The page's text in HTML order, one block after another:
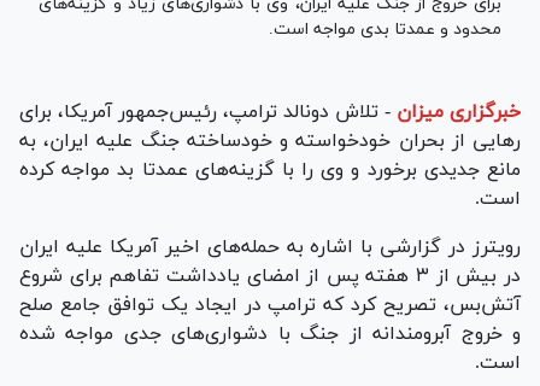
محدود و عمدتا بدی مواجه است.
خبرگزاری میزان - تلاش دونالد ترامپ، رئیس‌جمهور آمریکا، برای
رهایی از بحران خودخواسته و خودساخته جنگ علیه ایران، به
مانع جدیدی برخورد و وی را با گزینه‌های عمدتا بد مواجه کرده
است.
رویترز در گزارشی با اشاره به حمله‌های اخیر آمریکا علیه ایران
در بیش از ۳ هفته پس از امضای یادداشت تفاهم برای شروع
آتش‌بس، تصریح کرد که ترامپ در ایجاد یک توافق جامع صلح
و خروج آبرومندانه از جنگ با دشواری‌های جدی مواجه شده
است.